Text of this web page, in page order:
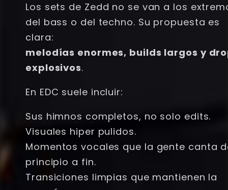
Los sets de Zedd no se van a los
del bass o del techno. Su propuesta es
clara:
melodías enormes, builds largos y
explosivos.
En EDC suele incluir:
Sus himnos completos, no solo edits.
Visuales hiper pulidos.
Momentos vocales que la gente canta
principio a fin.
Transiciones limpias que mantienen la